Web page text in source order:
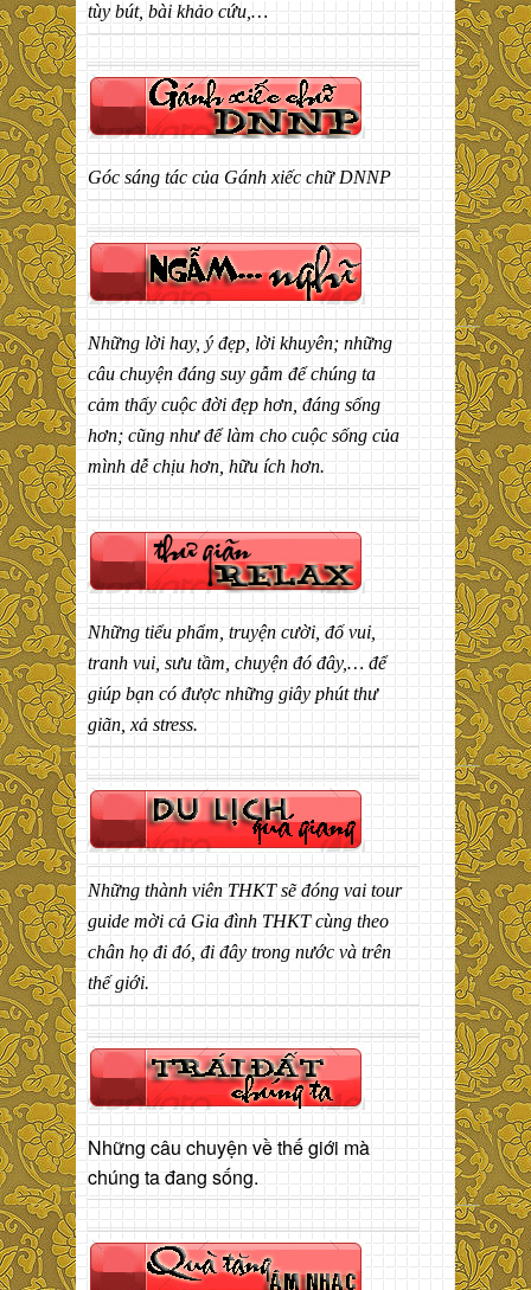
tùy bút, bài khảo cứu,…
Góc sáng tác của Gánh xiếc chữ DNNP
Những lời hay, ý đẹp, lời khuyên; những
câu chuyện đáng suy gẫm để chúng ta
cảm thấy cuộc đời đẹp hơn, đáng sống
hơn; cũng như để làm cho cuộc sống của
mình dễ chịu hơn, hữu ích hơn.
Những tiểu phẩm, truyện cười, đố vui,
tranh vui, sưu tầm, chuyện đó đây,… để
giúp bạn có được những giây phút thư
giãn, xả stress.
Những thành viên THKT sẽ đóng vai tour
guide mời cả Gia đình THKT cùng theo
chân họ đi đó, đi đây trong nước và trên
thế giới.
Những câu chuyện về thế giới mà
chúng ta đang sống.